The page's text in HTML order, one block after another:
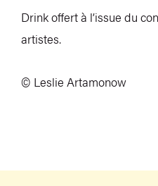
Drink offert à l’issue du
artistes.
© Leslie Artamonow